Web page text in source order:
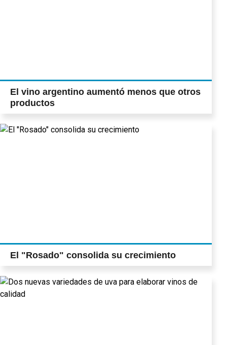
El vino argentino aumentó menos que otros
productos
El "Rosado" consolida su crecimiento